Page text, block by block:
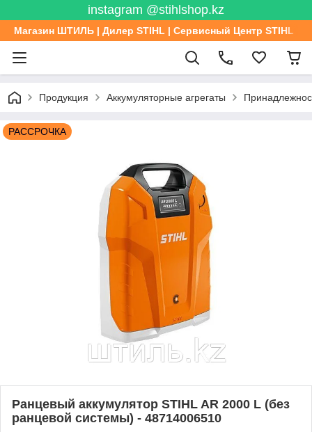
instagram @stihlshop.kz
Магазин ШТИЛЬ | Дилер STIHL | Сервисный Центр STIHL
Продукция Аккумуляторные агрегаты
РАССРОЧКА
Ранцевый аккумулятор STIHL AR 2000 L (без
ранцевой системы) - 48714006510